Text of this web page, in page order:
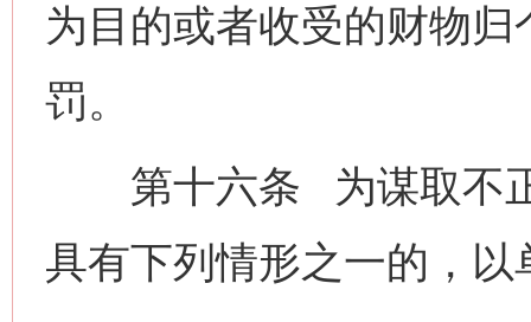
为目的或者收受的财物
罚。
第十六条 为谋取不正
具有下列情形之一的，